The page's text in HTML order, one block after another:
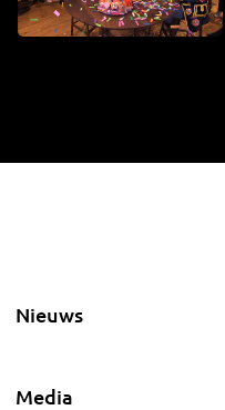
Nieuws
Media